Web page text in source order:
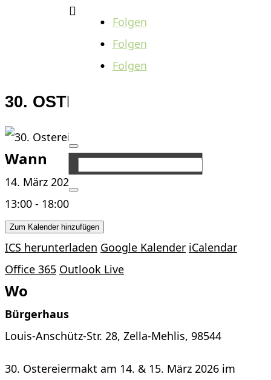

Folgen
Folgen
Folgen
30. OSTEREIERMARKT
Wann
14. März 2026 - 15. März 2026
13:00 - 18:00
Zum Kalender hinzufügen
ICS herunterladen Google Kalender iCalendar
Office 365 Outlook Live
Wo
Bürgerhaus
Louis-Anschütz-Str. 28, Zella-Mehlis, 98544
30. Ostereiermakt am 14. & 15. März 2026 im